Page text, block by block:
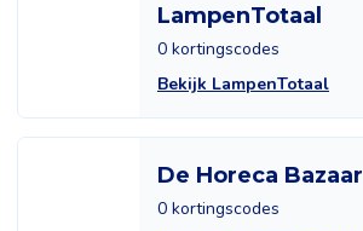
LampenTotaal
0 kortingscodes
Bekijk LampenTotaal
De Horeca Bazaar
0 kortingscodes